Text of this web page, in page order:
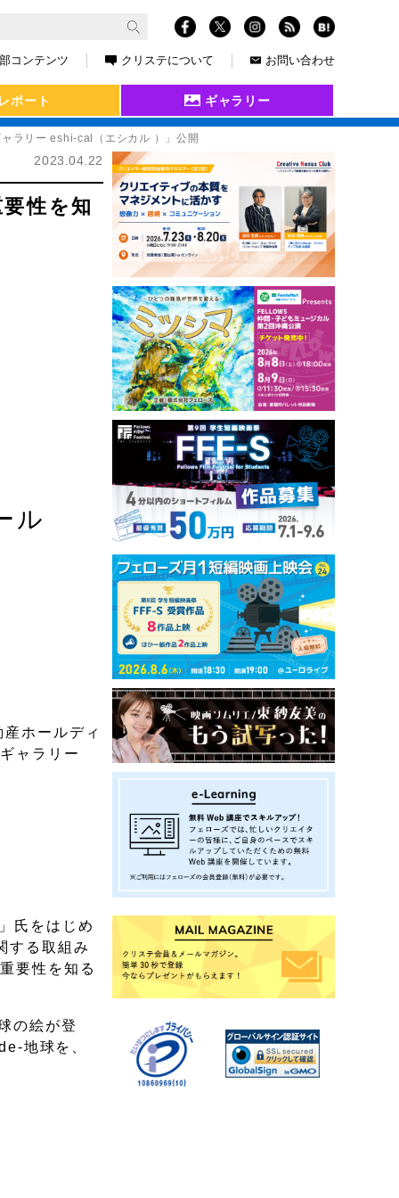
コンテンツ クリステについて お問い合わせ
レポート ギャラリー
ラリー eshi-cal（エシカル ）」公開
2023.04.22
性を知
ル
ホールディ
ャラリー
氏をはじめ
する取組み
要性を知る
の絵が登
地球を、